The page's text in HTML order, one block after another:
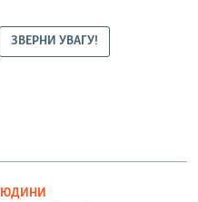
ЗВЕРНИ УВАГУ!